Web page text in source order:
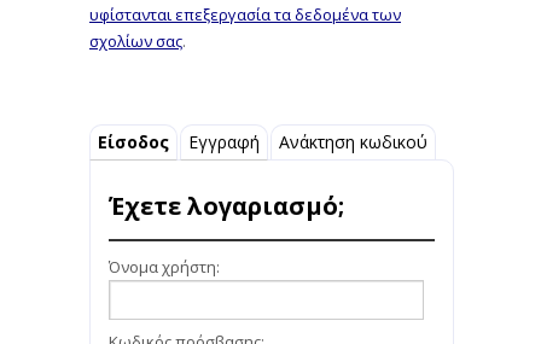
υφίστανται επεξεργασία τα δεδομένα των
σχολίων σας.
Είσοδος Εγγραφή Ανάκτηση κωδικού
Έχετε λογαριασμό;
Όνομα χρήστη: